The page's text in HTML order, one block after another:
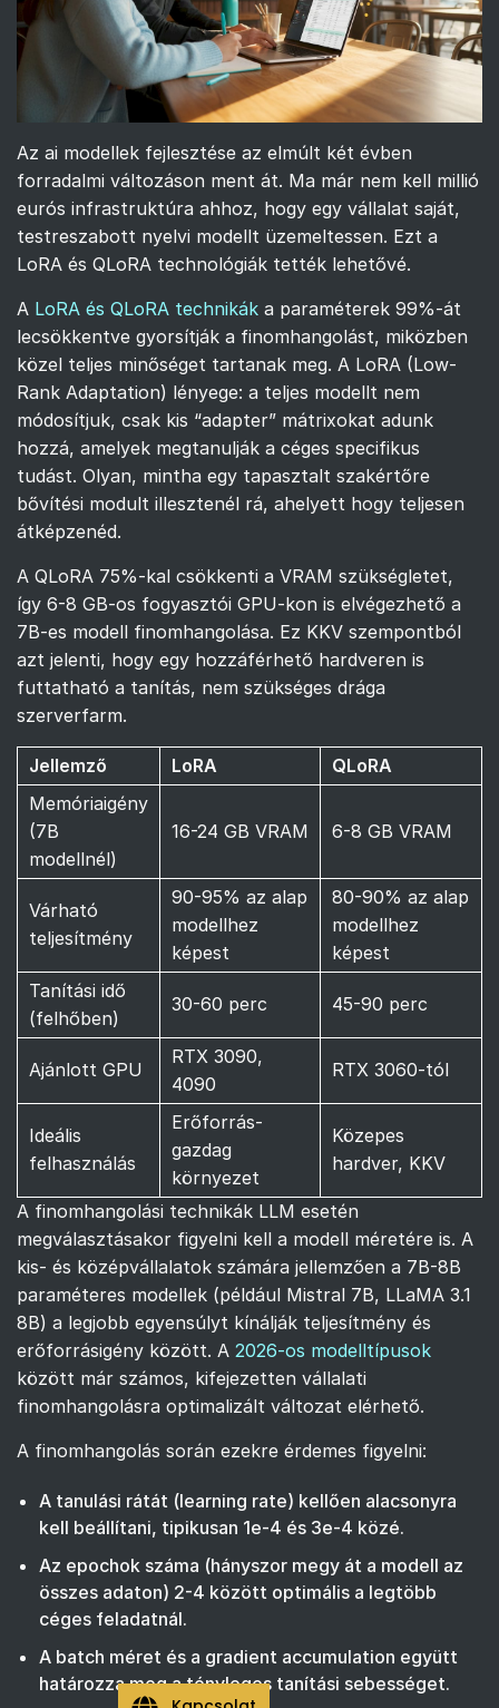
Az ai modellek fejlesztése az elmúlt két évben
forradalmi változáson ment át. Ma már nem kell millió
eurós infrastruktúra ahhoz, hogy egy vállalat saját,
testreszabott nyelvi modellt üzemeltessen. Ezt a
LoRA és QLoRA technológiák tették lehetővé.
A LoRA és QLoRA technikák a paraméterek 99%-át
lecsökkentve gyorsítják a finomhangolást, miközben
közel teljes minőséget tartanak meg. A LoRA (Low-
Rank Adaptation) lényege: a teljes modellt nem
módosítjuk, csak kis “adapter” mátrixokat adunk
hozzá, amelyek megtanulják a céges specifikus
tudást. Olyan, mintha egy tapasztalt szakértőre
bővítési modult illesztenél rá, ahelyett hogy teljesen
átképzenéd.
A QLoRA 75%-kal csökkenti a VRAM szükségletet,
így 6-8 GB-os fogyasztói GPU-kon is elvégezhető a
7B-es modell finomhangolása. Ez KKV szempontból
azt jelenti, hogy egy hozzáférhető hardveren is
futtatható a tanítás, nem szükséges drága
szerverfarm.
Jellemző LoRA
QLoRA
Memóriaigény
(7B
modellnél)
16-24 GB VRAM 6-8 GB VRAM
Várható
teljesítmény
90-95% az alap
modellhez
képest
80-90% az alap
modellhez
képest
Tanítási idő
(felhőben)
30-60 perc 45-90 perc
Ajánlott GPU
RTX 3090,
4090
RTX 3060-tól
Ideális
felhasználás
Erőforrás-
gazdag
környezet
Közepes
hardver, KKV
A finomhangolási technikák LLM esetén
megválasztásakor figyelni kell a modell méretére is. A
kis- és középvállalatok számára jellemzően a 7B-8B
paraméteres modellek (például Mistral 7B, LLaMA 3.1
8B) a legjobb egyensúlyt kínálják teljesítmény és
erőforrásigény között. A 2026-os modelltípusok
között már számos, kifejezetten vállalati
finomhangolásra optimalizált változat elérhető.
A finomhangolás során ezekre érdemes figyelni:
A tanulási rátát (learning rate) kellően alacsonyra
kell beállítani, tipikusan 1e-4 és 3e-4 közé.
Az epochok száma (hányszor megy át a modell az
összes adaton) 2-4 között optimális a legtöbb
céges feladatnál.
A batch méret és a gradient accumulation együtt
határozza meg a tényleges tanítási sebességet.